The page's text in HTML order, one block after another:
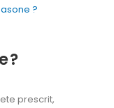
?
?
prescrit,